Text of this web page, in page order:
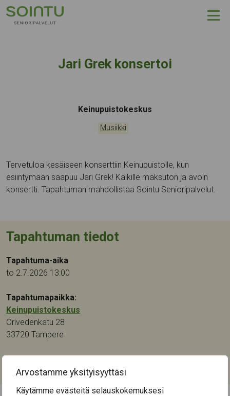
Arvostamme yksityisyyttäsi
Käytämme evästeitä selauskokemuksesi
Hyppää sisältöön
Jari Grek konsertoi
Tapahtumapaikka:
Keinupuistokeskus
Kategoriat:
Musiikki
Tervetuloa kesäiseen konserttiin Keinupuistolle, kun
esiintymään saapuu Jari Grek! Kaikille maksuton ja avoin
konsertti. Tapahtuman mahdollistaa Sointu Senioripalvelut.
Tapahtuman tiedot
Tapahtuma-aika
to 2.7.2026 13:00
Tapahtumapaikka:
Keinupuistokeskus
Orivedenkatu 28
33720 Tampere
Musiikki